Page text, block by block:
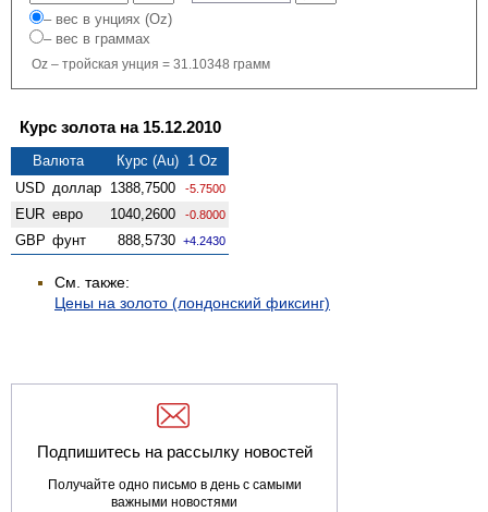
– вес в унциях (Oz)
– вес в граммах
Oz – тройская унция = 31.10348 грамм
Курс золота на 15.12.2010
Валюта
Курс (Au) 1 Oz
USD доллар 1388,7500 -5.7500
EUR евро 1040,2600 -0.8000
GBP фунт 888,5730 +4.2430
См. также:
Цены на золото (лондонский фиксинг)
Подпишитесь на рассылку новостей
Получайте одно письмо в день с самыми
важными новостями